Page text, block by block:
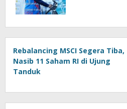
Rebalancing MSCI Segera Tiba,
Nasib 11 Saham RI di Ujung
Tanduk